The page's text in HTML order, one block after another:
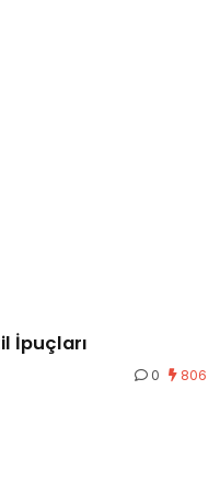
İpuçları
0 806